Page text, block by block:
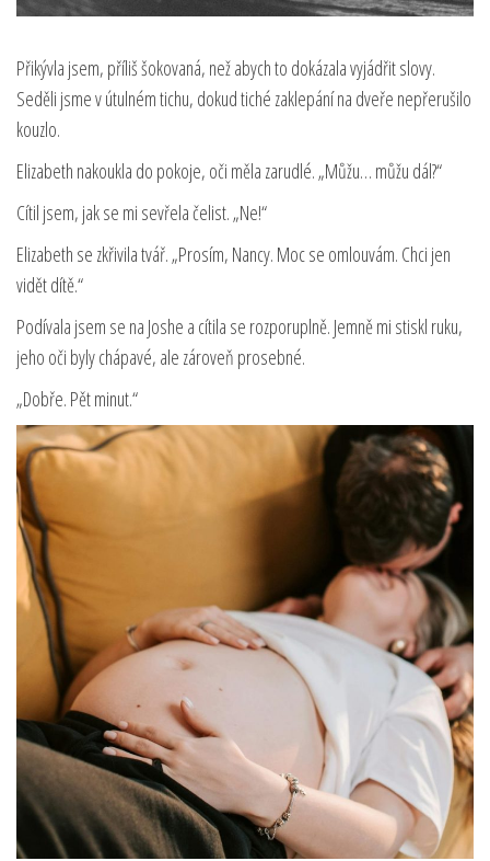
Přikývla jsem, příliš šokovaná, než abych to dokázala vyjádřit slovy.
Seděli jsme v útulném tichu, dokud tiché zaklepání na dveře nepřerušilo
kouzlo.
Elizabeth nakoukla do pokoje, oči měla zarudlé. „Můžu… můžu dál?“
Cítil jsem, jak se mi sevřela čelist. „Ne!“
Elizabeth se zkřivila tvář. „Prosím, Nancy. Moc se omlouvám. Chci jen
vidět dítě.“
Podívala jsem se na Joshe a cítila se rozporuplně. Jemně mi stiskl ruku,
jeho oči byly chápavé, ale zároveň prosebné.
„Dobře. Pět minut.“